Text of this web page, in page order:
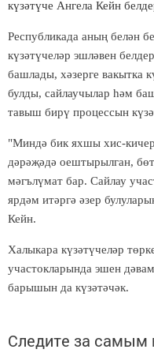
күзәтүче Ангела Кейн
Республикада аның белән
күзәтүчеләр эшләвен
башлады, хәзерге вакытка
булды, сайлаучылар һәм
тавыш бирү процессын
"Миндә бик яхшы хис-
дәрәҗәдә оештырылган,
мәгълүмат бар. Сайлау
ярдәм итәргә әзер
Кейн.
Халыкара күзәтүчеләр
участокларында эшен
барышын да күзәтәчәк.
Следите за